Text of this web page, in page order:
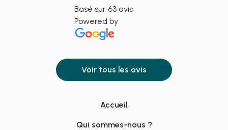
Basé sur 63 avis
Powered by
Voir tous les avis
Accueil
Qui sommes-nous ?